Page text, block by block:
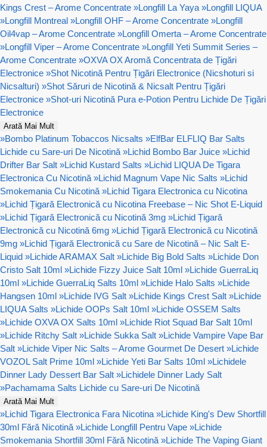
Kings Crest – Arome Concentrate »Longfill La Yaya »Longfill LIQUA
»Longfill Montreal »Longfill OHF – Arome Concentrate »Longfill
Oil4vap – Arome Concentrate »Longfill Omerta – Arome Concentrate
»Longfill Viper – Arome Concentrate »Longfill Yeti Summit Series –
Arome Concentrate »OXVA OX Aromă Concentrata de Țigări
Electronice »Shot Nicotină Pentru Țigări Electronice (Nicshoturi si
Nicsalturi) »Shot Săruri de Nicotină & Nicsalt Pentru Țigări
Electronice »Shot-uri Nicotină Pura e-Potion Pentru Lichide De Țigări
Electronice
Arată Mai Mult
»Bombo Platinum Tobaccos Nicsalts »ElfBar ELFLIQ Bar Salts
Lichide cu Sare-uri De Nicotină »Lichid Bombo Bar Juice »Lichid
Drifter Bar Salt »Lichid Kustard Salts »Lichid LIQUA De Tigara
Electronica Cu Nicotină »Lichid Magnum Vape Nic Salts »Lichid
Smokemania Cu Nicotină »Lichid Tigara Electronica cu Nicotina
»Lichid Țigară Electronică cu Nicotina Freebase – Nic Shot E-Liquid
»Lichid Țigară Electronică cu Nicotină 3mg »Lichid Țigară
Electronică cu Nicotină 6mg »Lichid Țigară Electronică cu Nicotină
9mg »Lichid Țigară Electronică cu Sare de Nicotină – Nic Salt E-
Liquid »Lichide ARAMAX Salt »Lichide Big Bold Salts »Lichide Don
Cristo Salt 10ml »Lichide Fizzy Juice Salt 10ml »Lichide GuerraLiq
10ml »Lichide GuerraLiq Salts 10ml »Lichide Halo Salts »Lichide
Hangsen 10ml »Lichide IVG Salt »Lichide Kings Crest Salt »Lichide
LIQUA Salts »Lichide OOPs Salt 10ml »Lichide OSSEM Salts
»Lichide OXVA OX Salts 10ml »Lichide Riot Squad Bar Salt 10ml
»Lichide Ritchy Salt »Lichide Sukka Salt »Lichide Vampire Vape Bar
Salt »Lichide Viper Nic Salts – Arome Gourmet De Desert »Lichide
VOZOL Salt Prime 10ml »Lichide Yeti Bar Salts 10ml »Lichidele
Dinner Lady Dessert Bar Salt »Lichidele Dinner Lady Salt
»Pachamama Salts Lichide cu Sare-uri De Nicotină
Arată Mai Mult
»Lichid Tigara Electronica Fara Nicotina »Lichide King's Dew Shortfill
30ml Fără Nicotină »Lichide Longfill Pentru Vape »Lichide
Smokemania Shortfill 30ml Fără Nicotină »Lichide The Vaping Giant